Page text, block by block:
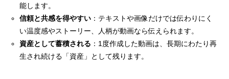
能します。
信頼と共感を得やすい ：テキストや画像だけでは伝わりにく
い温度感やストーリー、人柄が動画なら伝えられます。
資産として蓄積される ：1度作成した動画は、長期にわたり再
生され続ける「資産」として残ります。